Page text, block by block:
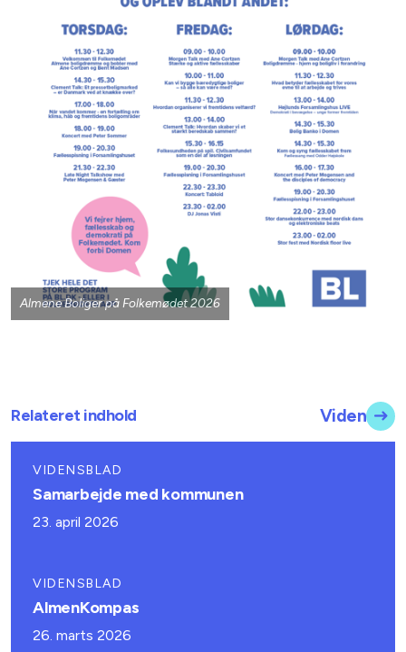
sammen i et dansegulv fyldt med fællesskab,
sommerstemning og kærlighed til de nordiske
rytmer. Forvent kædedanse, pulserende beats,
grin, sved på panden og et dansegulv, hvor
ingen står stille ret længe. Alle kan være med.
Kom som du er – og dans sommernattten i
møde.
Almene Boliger på Folkemødet 2026
Relateret indhold Viden
VIDENSBLAD
Samarbejde med kommunen
23. april 2026
VIDENSBLAD
AlmenKompas
26. marts 2026